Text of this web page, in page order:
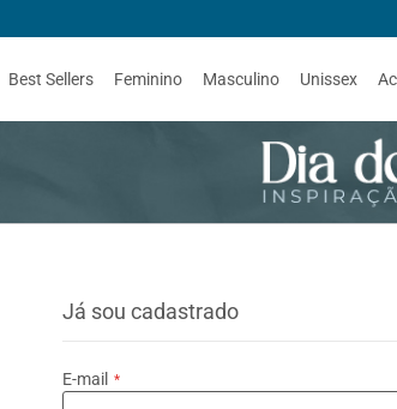
Best Sellers Feminino Masculino Unissex
Já sou cadastrado
E-mail